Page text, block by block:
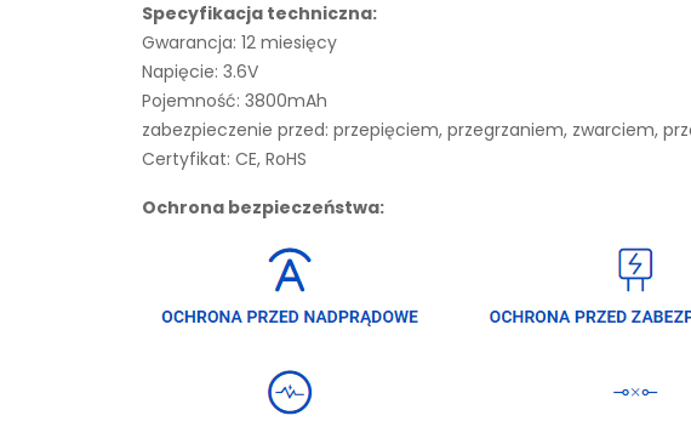
Specyfikacja techniczna:
Gwarancja: 12 miesięcy
Napięcie: 3.6V
Pojemność: 3800mAh
zabezpieczenie przed: przepięciem, przegrzaniem, zwarciem,
Certyfikat: CE, RoHS
Ochrona bezpieczeństwa: